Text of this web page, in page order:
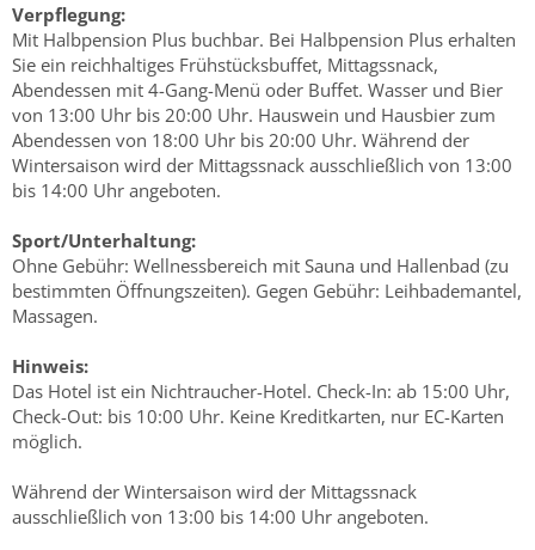
Verpflegung:
Mit Halbpension Plus buchbar. Bei Halbpension Plus erhalten
Sie ein reichhaltiges Frühstücksbuffet, Mittagssnack,
Abendessen mit 4-Gang-Menü oder Buffet. Wasser und Bier
von 13:00 Uhr bis 20:00 Uhr. Hauswein und Hausbier zum
Abendessen von 18:00 Uhr bis 20:00 Uhr. Während der
Wintersaison wird der Mittagssnack ausschließlich von 13:00
bis 14:00 Uhr angeboten.
Sport/Unterhaltung:
Ohne Gebühr: Wellnessbereich mit Sauna und Hallenbad (zu
bestimmten Öffnungszeiten). Gegen Gebühr: Leihbademantel,
Massagen.
Hinweis:
Das Hotel ist ein Nichtraucher-Hotel. Check-In: ab 15:00 Uhr,
Check-Out: bis 10:00 Uhr. Keine Kreditkarten, nur EC-Karten
möglich.
Während der Wintersaison wird der Mittagssnack
ausschließlich von 13:00 bis 14:00 Uhr angeboten.